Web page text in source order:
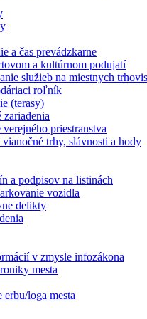
a čas prevádzkarne
a kultúrnom podujatí
služieb na miestnych
roľník
(terasy)
priestranstva
trhy, slávnosti a hody
a podpisov na listinách
vozidla
delikty
v zmysle infozákona
mesta
loga mesta